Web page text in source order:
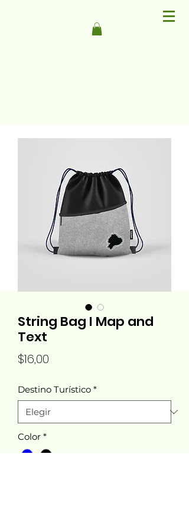
String Bag I Map and
Text
$16,00
Destino Turístico *
Color *